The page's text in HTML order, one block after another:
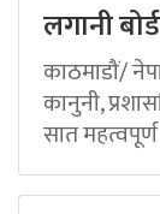
लगानी
काठमाडौं/
कानुनी,
सात महत्वपूर्ण